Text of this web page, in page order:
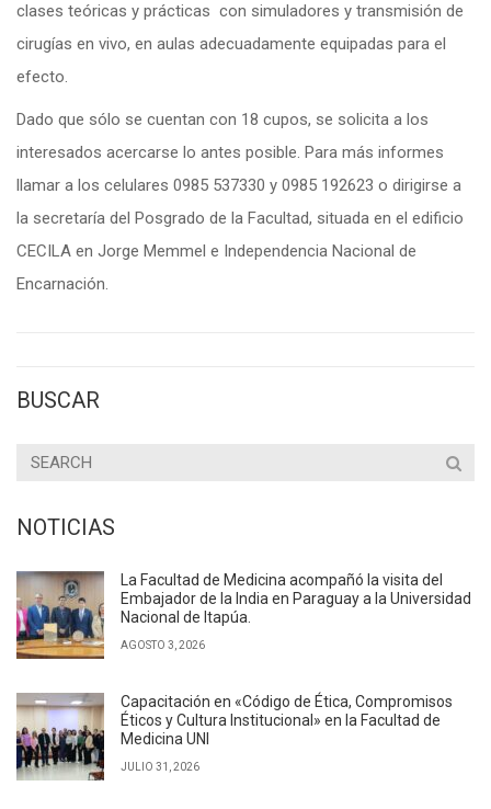
clases teóricas y prácticas con simuladores y transmisión de
cirugías en vivo, en aulas adecuadamente equipadas para el
efecto.
Dado que sólo se cuentan con 18 cupos, se solicita a los
interesados acercarse lo antes posible. Para más informes
llamar a los celulares 0985 537330 y 0985 192623 o dirigirse a
la secretaría del Posgrado de la Facultad, situada en el edificio
CECILA en Jorge Memmel e Independencia Nacional de
Encarnación.
BUSCAR
NOTICIAS
La Facultad de Medicina acompañó la visita del
Embajador de la India en Paraguay a la Universidad
Nacional de Itapúa.
AGOSTO 3, 2026
Capacitación en «Código de Ética, Compromisos
Éticos y Cultura Institucional» en la Facultad de
Medicina UNI
JULIO 31, 2026